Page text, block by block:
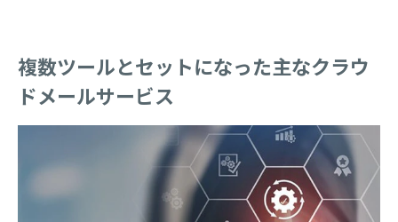
複数ツールとセットになった主なクラウ
ドメールサービス